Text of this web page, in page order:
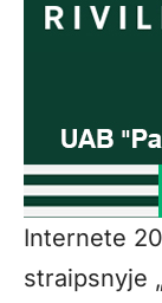
Internete
straipsnyje